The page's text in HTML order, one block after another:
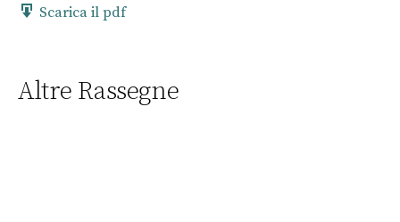
Scarica il pdf
Altre Rassegne